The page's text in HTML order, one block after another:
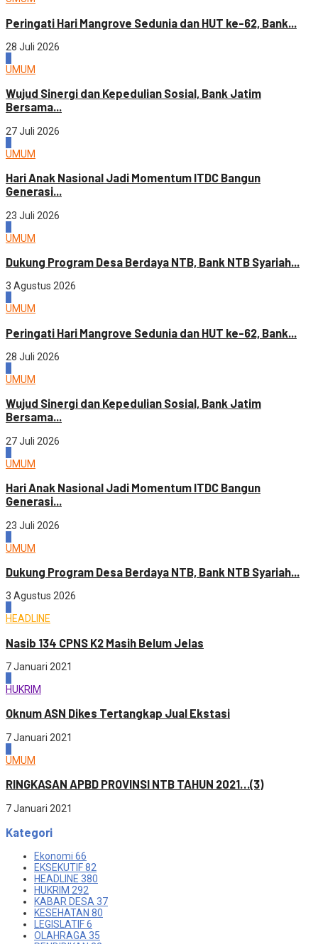
Peringati Hari Mangrove Sedunia dan HUT ke-62, Bank...
28 Juli 2026
UMUM
Wujud Sinergi dan Kepedulian Sosial, Bank Jatim
Bersama...
27 Juli 2026
UMUM
Hari Anak Nasional Jadi Momentum ITDC Bangun
Generasi...
23 Juli 2026
UMUM
Dukung Program Desa Berdaya NTB, Bank NTB Syariah...
3 Agustus 2026
UMUM
Peringati Hari Mangrove Sedunia dan HUT ke-62, Bank...
28 Juli 2026
UMUM
Wujud Sinergi dan Kepedulian Sosial, Bank Jatim
Bersama...
27 Juli 2026
UMUM
Hari Anak Nasional Jadi Momentum ITDC Bangun
Generasi...
23 Juli 2026
UMUM
Dukung Program Desa Berdaya NTB, Bank NTB Syariah...
3 Agustus 2026
HEADLINE
Nasib 134 CPNS K2 Masih Belum Jelas
7 Januari 2021
HUKRIM
Oknum ASN Dikes Tertangkap Jual Ekstasi
7 Januari 2021
UMUM
RINGKASAN APBD PROVINSI NTB TAHUN 2021…(3)
7 Januari 2021
Kategori
Ekonomi 66
EKSEKUTIF82
HEADLINE 380
HUKRIM 292
KABAR DESA37
KESEHATAN 80
LEGISLATIF6
OLAHRAGA35